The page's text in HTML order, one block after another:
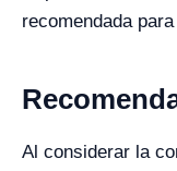
recomendada
Al considerar la